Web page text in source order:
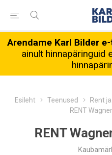
Arendame Karl Bilder
ainult hinnapäringuid
Esileht Teenused Rent
RENT
RENT